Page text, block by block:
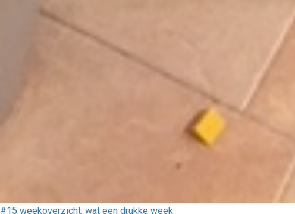
#15 weekoverzicht: wat een drukke week